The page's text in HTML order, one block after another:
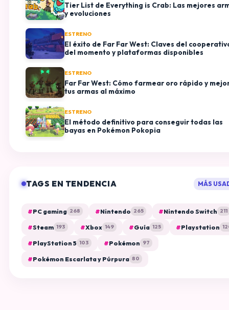
Tier List de Everything is Crab: Las mejores
y evoluciones
ESTRENO
El éxito de Far Far West: Claves del
del momento y plataformas disponibles
ESTRENO
Far Far West: Cómo farmear oro rápido y
tus armas al máximo
ESTRENO
El método definitivo para conseguir todas las
bayas en Pokémon Pokopia
TAGS EN TENDENCIA MÁS
#PC gaming 268 #Nintendo 265 #Nintendo Switch 211
#Steam 193 #Xbox 149 #Guía 125 #Playstation
#PlayStation 5 103 #Pokémon 97
#Pokémon Escarlata y Púrpura 80